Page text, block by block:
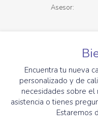
Asesor:
Encuentra tu nueva
personalizado y de
necesidades sobre el
asistencia o tienes
Estaremos